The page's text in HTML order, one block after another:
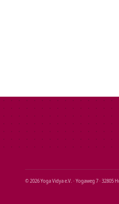
© 2026 Yoga Vidya e.V. · Yogaweg 7 · 32805